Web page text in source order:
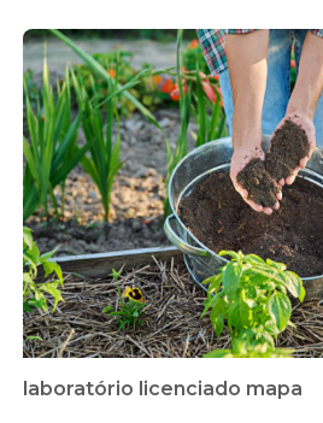
laboratório licenciado mapa